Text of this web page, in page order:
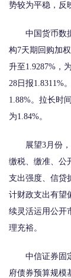
势较为平稳，反
中国货币数据
构7天期回购加
升至1.9287%，
28日报1.8311%
1.88%。拉长时
为1.84%。
展望3月份，
缴税、缴准、公
支出强度、信贷
计财政支出有望
续灵活运用公开
理充裕。
中信证券固定
府债券预算规模